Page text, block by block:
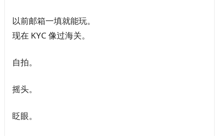
以前邮箱一填就能玩。
现在 KYC 像过海关。
自拍。
摇头。
眨眼。